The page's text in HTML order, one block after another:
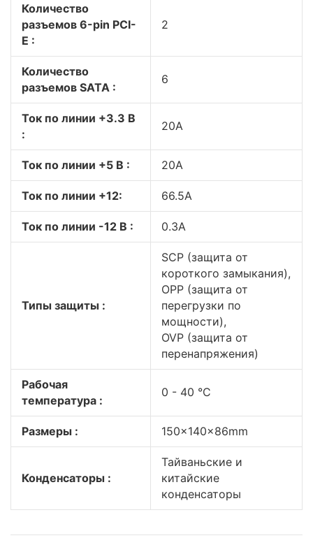
Количество
разъемов 6-pin PCI-
E :
2
Количество
разъемов SATA :
6
Ток по линии +3.3 В
:
20A
Ток по линии +5 В : 20A
Ток по линии +12: 66.5A
Ток по линии -12 В : 0.3A
Типы защиты :
SCP (защита от
короткого замыкания),
OPP (защита от
перегрузки по
мощности),
OVP (защита от
перенапряжения)
Рабочая
температура :
0 - 40 °C
Размеры : 150x140x86mm
Конденсаторы :
Тайваньские и
китайские
конденсаторы